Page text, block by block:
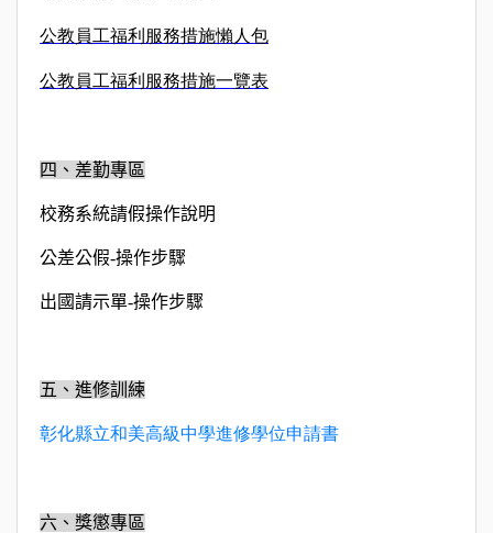
公教員工福利服務措施懶人包
公教員工福利服務措施一覽表
四、差勤專區
校務系統請假操作說明
公差公假-操作步驟
出國請示單-操作步驟
五、進修訓練
彰化縣立和美高級中學進修學位申請書
六、獎懲專區